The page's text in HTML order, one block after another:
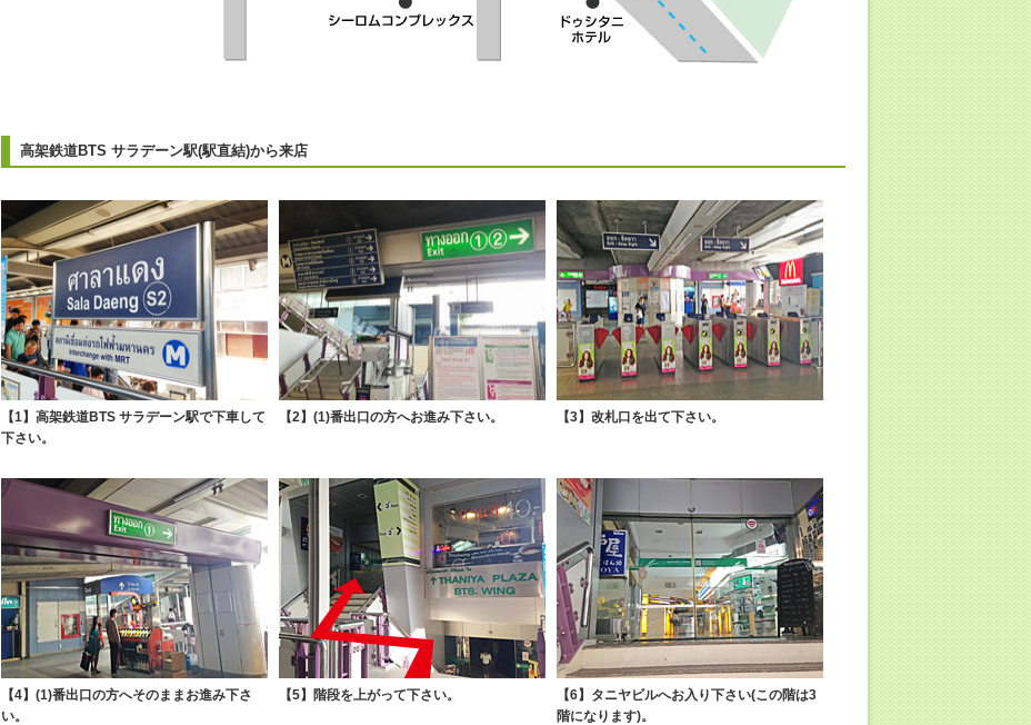
高架鉄道BTS サラデーン駅(駅直結)から来店
【1】高架鉄道BTS サラデーン駅で下車して
下さい。
【2】(1)番出口の方へお進み下さい。 【3】改札口を出て下さい。
【4】(1)番出口の方へそのままお進み下さ
い。
【5】階段を上がって下さい。
【6】タニヤビルへお入り下さい(この階は3
階になります)。